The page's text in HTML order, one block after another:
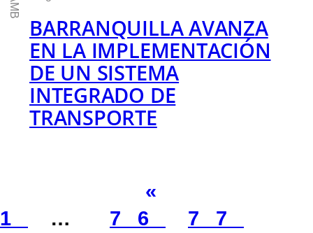
BARRANQUILLA AVANZA
EN LA IMPLEMENTACIÓN
DE UN SISTEMA
INTEGRADO DE
TRANSPORTE
«
1
… 76
77